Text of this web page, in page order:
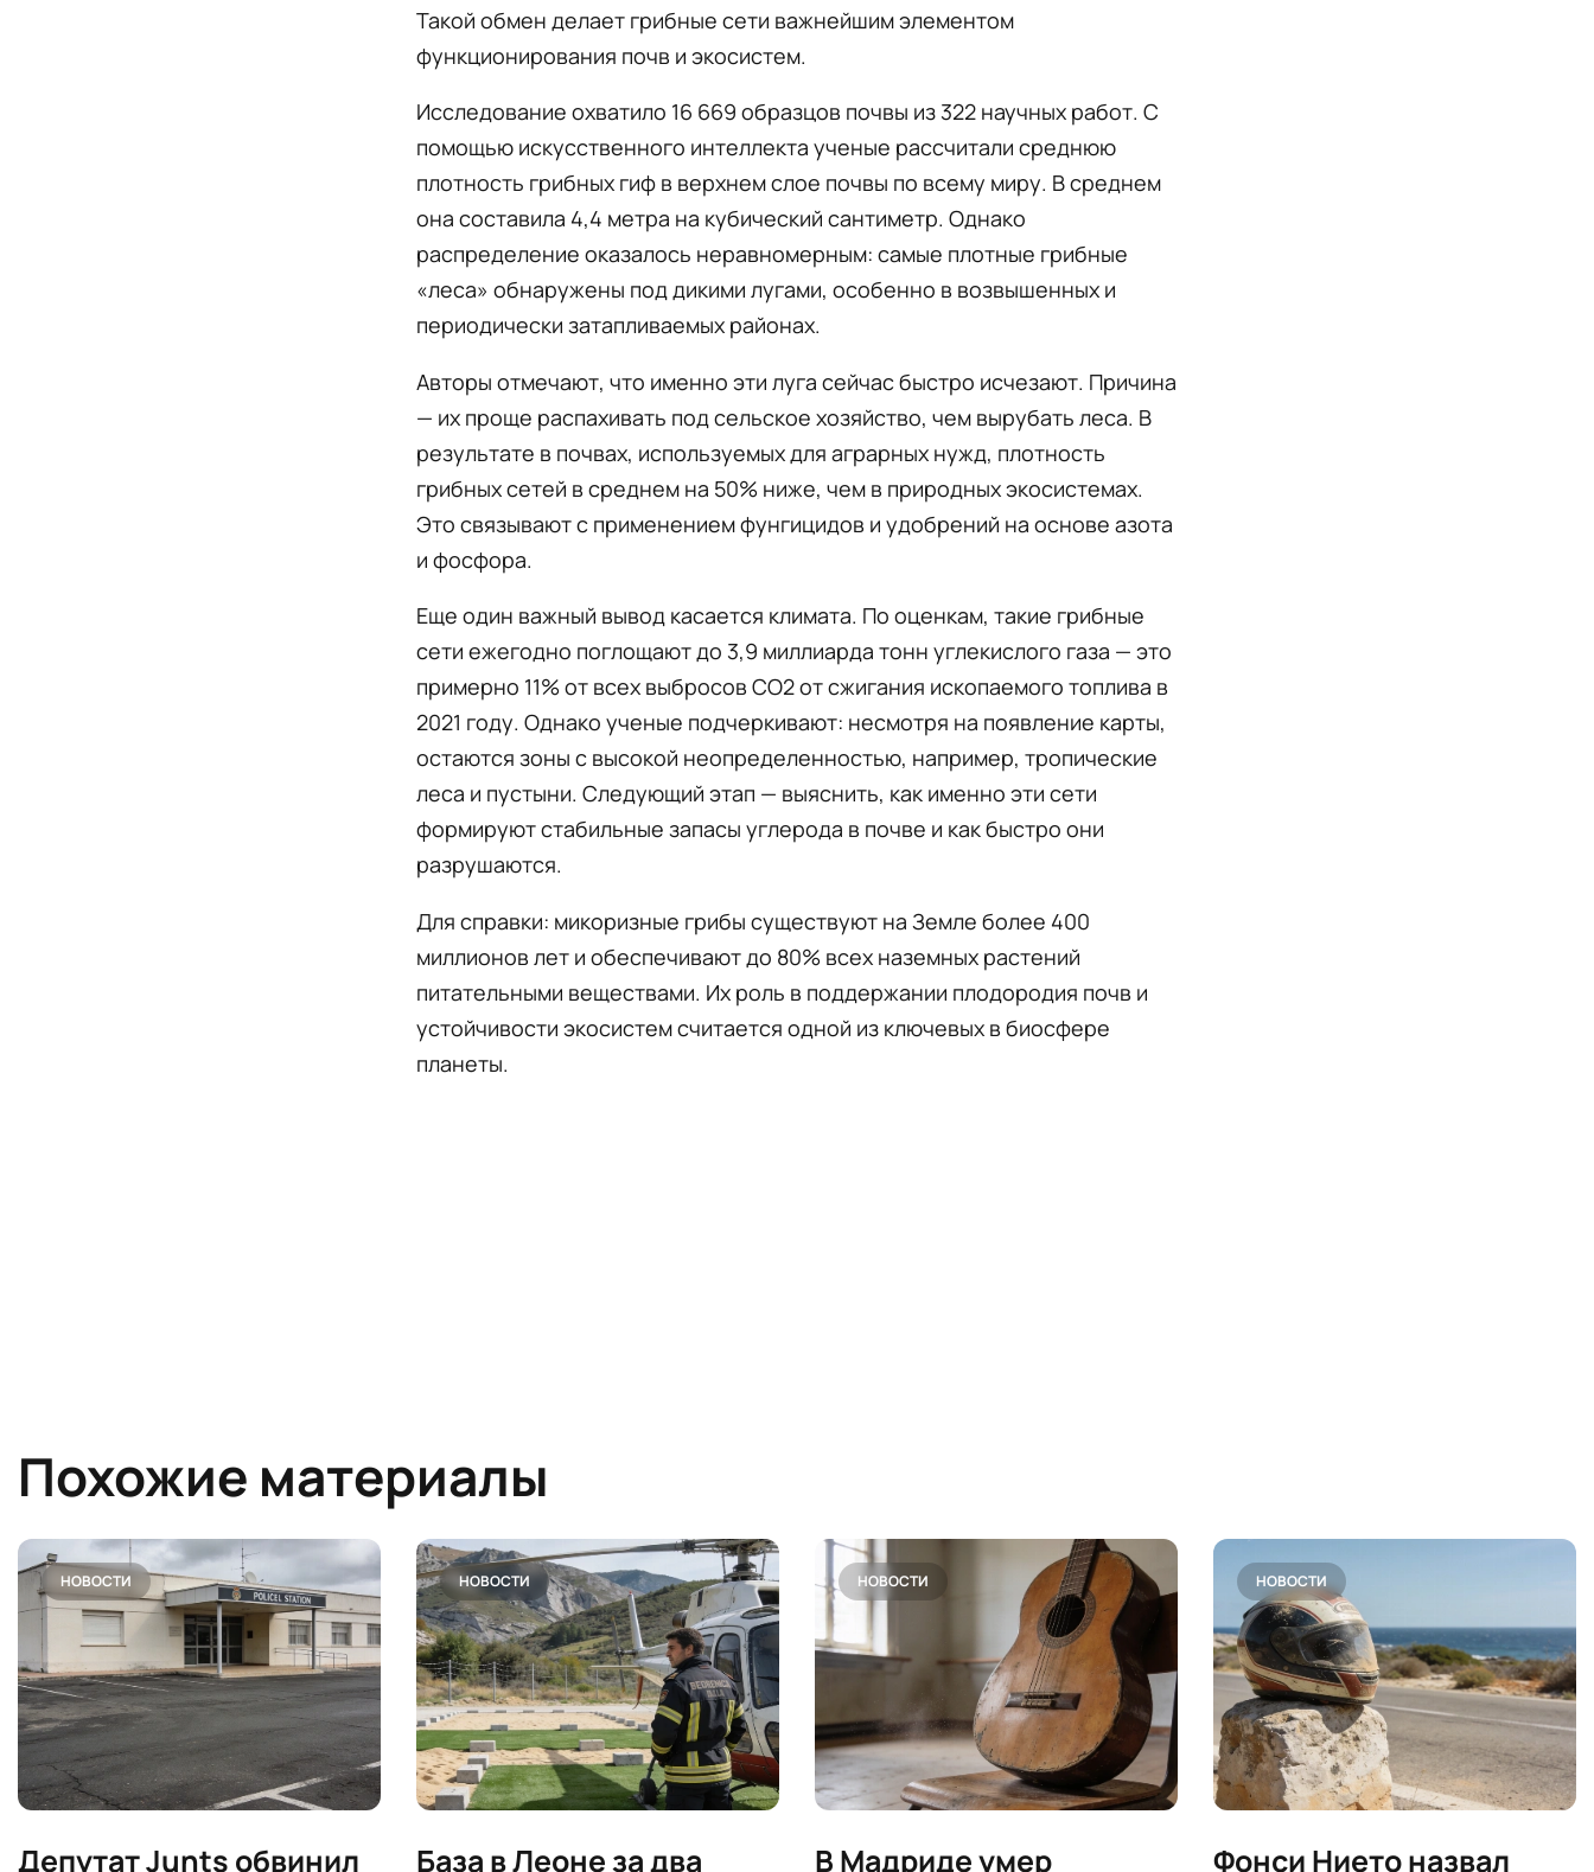
Такой обмен делает грибные сети важнейшим элементом
функционирования почв и экосистем.
Исследование охватило 16 669 образцов почвы из 322 научных работ. С
помощью искусственного интеллекта ученые рассчитали среднюю
плотность грибных гиф в верхнем слое почвы по всему миру. В среднем
она составила 4,4 метра на кубический сантиметр. Однако
распределение оказалось неравномерным: самые плотные грибные
«леса» обнаружены под дикими лугами, особенно в возвышенных и
периодически затапливаемых районах.
Авторы отмечают, что именно эти луга сейчас быстро исчезают. Причина
— их проще распахивать под сельское хозяйство, чем вырубать леса. В
результате в почвах, используемых для аграрных нужд, плотность
грибных сетей в среднем на 50% ниже, чем в природных экосистемах.
Это связывают с применением фунгицидов и удобрений на основе азота
и фосфора.
Еще один важный вывод касается климата. По оценкам, такие грибные
сети ежегодно поглощают до 3,9 миллиарда тонн углекислого газа — это
примерно 11% от всех выбросов CO2 от сжигания ископаемого топлива в
2021 году. Однако ученые подчеркивают: несмотря на появление карты,
остаются зоны с высокой неопределенностью, например, тропические
леса и пустыни. Следующий этап — выяснить, как именно эти сети
формируют стабильные запасы углерода в почве и как быстро они
разрушаются.
Для справки: микоризные грибы существуют на Земле более 400
миллионов лет и обеспечивают до 80% всех наземных растений
питательными веществами. Их роль в поддержании плодородия почв и
устойчивости экосистем считается одной из ключевых в биосфере
планеты.
Похожие материалы
НОВОСТИ
Депутат Junts обвинил
НОВОСТИ
База в Леоне за два
НОВОСТИ
В Мадриде умер
НОВОСТИ
Фонси Нието назвал